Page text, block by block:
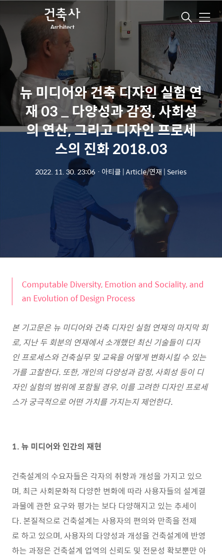
메
뉴
뉴 미디어와 건축 디자인 실험 연
재 03 _ 다양성과 감정, 사회성
의 연산, 그리고 디자인 프로세
스의 진화 2018.03
2022. 11. 30. 23:06 ㆍ 아티클 | Article/연재 | Series
Computable Diversity, Emotion and Sociality, and
an Evolution of Design Process
본 기고문은 뉴 미디어와 건축 디자인 실험 연재의 마지막 회
로, 지난 두 회분의 연재에서 소개했던 최신 기술들이 디자
인 프로세스와 건축실무 및 교육을 어떻게 변화시킬 수 있는
가를 고찰한다. 또한, 개인의 다양성과 감정, 사회성 등이 디
자인 실험의 범위에 포함될 경우, 이를 고려한 디자인 프로세
스가 궁극적으로 어떤 가치를 가지는지 제언한다.
1. 뉴 미디어와 인간의 재현
건축설계의 수요자들은 각자의 취향과 개성을 가지고 있으
며, 최근 사회문화적 다양한 변화에 따라 사용자들의 설계결
과물에 관한 요구와 평가는 보다 다양해지고 있는 추세이
다. 본질적으로 건축설계는 사용자의 편의와 만족을 전제
로 하고 있으며, 사용자의 다양성과 개성을 건축설계에 반영
하는 과정은 건축설계 업역의 신뢰도 및 전문성 확보뿐만 아